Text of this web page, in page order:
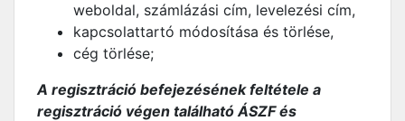
weboldal, számlázási cím, levelezési cím,
kapcsolattartó módosítása és törlése,
cég törlése;
A regisztráció befejezésének feltétele a
regisztráció végen található ÁSZF és